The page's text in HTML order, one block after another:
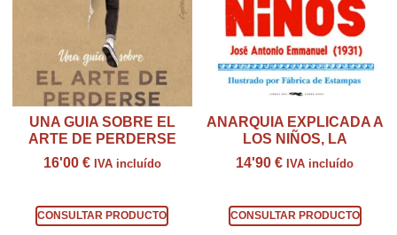
UNA GUIA SOBRE EL
ARTE DE PERDERSE
16'00 € IVA incluído
CONSULTAR PRODUCTO
ANARQUIA EXPLICADA A
LOS NIÑOS, LA
14'90€ IVA incluído
CONSULTAR PRODUCTO